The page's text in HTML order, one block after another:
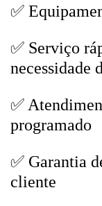
✅
✅ Serviço
necessidade
✅
programado
✅ Garantia
cliente